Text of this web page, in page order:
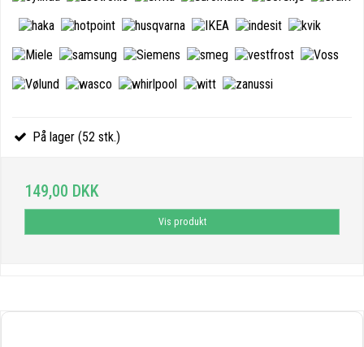
På lager (52 stk.)
149,00 DKK
Vis produkt